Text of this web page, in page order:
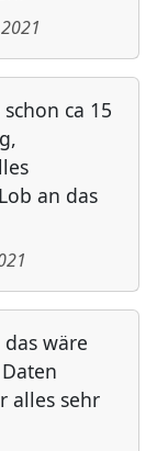
ca 15
an das
wäre
alles sehr